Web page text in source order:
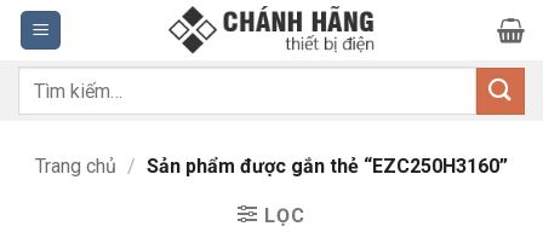
Bỏ
qua
nội
dung
Tìm
Trang chủ / Sản phẩm được gắn thẻ “EZC250H3160”
LỌC